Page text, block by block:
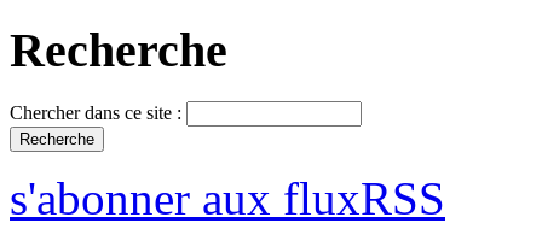
Recherche
Chercher dans ce site :
s'abonner aux fluxRSS